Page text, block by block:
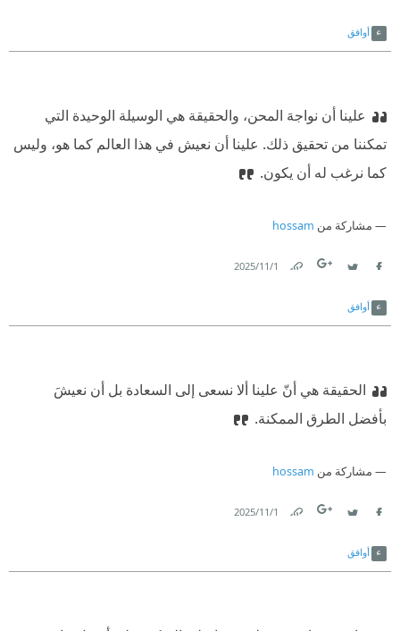
أوافق
علينا أن نواجهَ المحن، والحقيقة هي الوسيلة الوحيدة التي
تمكننا من تحقيق ذلك. علينا أن نعيش في هذا العالم كما هو، وليس
كما نرغب له أن يكون.
مشاركة من hossam
1‏/11‏/2025
أوافق
الحقيقة هي أنّ علينا ألا نسعى إلى السعادة بل أن نعيشَ
بأفضل الطرق الممكنة.
مشاركة من hossam
1‏/11‏/2025
أوافق